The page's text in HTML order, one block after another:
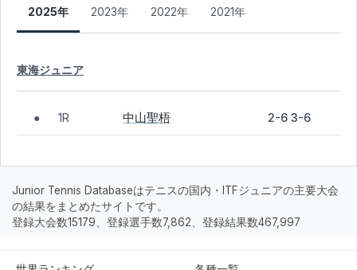
2025年 2023年 2022年 2021年
東海ジュニア
● 1R 中山聖梧 2-6 3-6
Junior Tennis Databaseはテニスの国内・ITFジュニアの主要大会
の結果をまとめたサイトです。
登録大会数15179、登録選手数7,862、登録結果数467,997